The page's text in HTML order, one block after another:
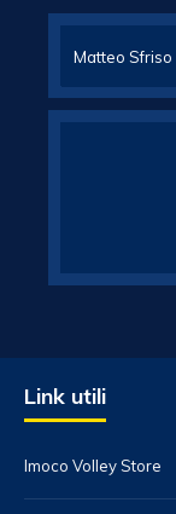
Matteo Sfriso
Link utili
Imoco Volley Store